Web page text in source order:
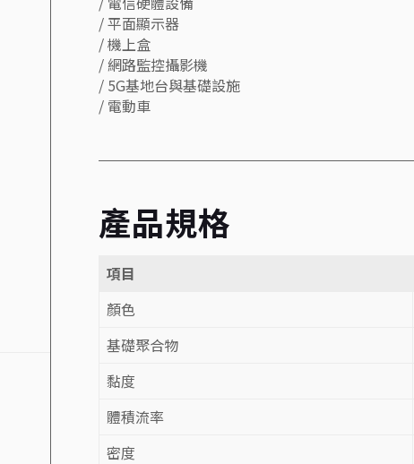
/ 平面顯示器
/ 機上盒
/ 網路監控攝影機
/ 5G基地台與基礎設施
/ 電動車
產品規格
項目
顏色
基礎聚合物
黏度
體積流率
密度